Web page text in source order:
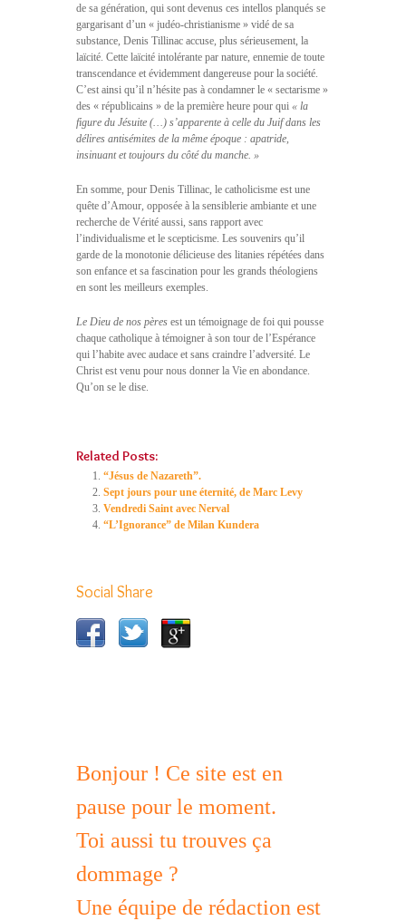
de sa génération, qui sont devenus ces intellos planqués se
gargarisant d’un « judéo-christianisme » vidé de sa
substance, Denis Tillinac accuse, plus sérieusement, la
laïcité. Cette laïcité intolérante par nature, ennemie de toute
transcendance et évidemment dangereuse pour la société.
C’est ainsi qu’il n’hésite pas à condamner le « sectarisme »
des « républicains » de la première heure pour qui « la
figure du Jésuite (…) s’apparente à celle du Juif dans les
délires antisémites de la même époque : apatride,
insinuant et toujours du côté du manche. »
En somme, pour Denis Tillinac, le catholicisme est une
quête d’Amour, opposée à la sensiblerie ambiante et une
recherche de Vérité aussi, sans rapport avec
l’individualisme et le scepticisme. Les souvenirs qu’il
garde de la monotonie délicieuse des litanies répétées dans
son enfance et sa fascination pour les grands théologiens
en sont les meilleurs exemples.
Le Dieu de nos pères est un témoignage de foi qui pousse
chaque catholique à témoigner à son tour de l’Espérance
qui l’habite avec audace et sans craindre l’adversité. Le
Christ est venu pour nous donner la Vie en abondance.
Qu’on se le dise.
Related Posts:
“Jésus de Nazareth”.
Sept jours pour une éternité, de Marc Levy
Vendredi Saint avec Nerval
“L’Ignorance” de Milan Kundera
Social Share
Bonjour ! Ce site est en
pause pour le moment.
Toi aussi tu trouves ça
dommage ?
Une équipe de rédaction est